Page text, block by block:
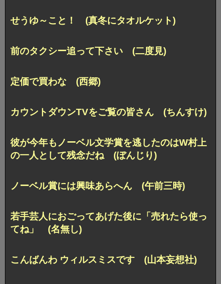
せうゆ～こと！ (真冬にタオルケット)
前のタクシー追って下さい (二度見)
定価で買わな (西郷)
カウントダウンTVをご覧の皆さん (ちんすけ)
彼が今年もノーベル文学賞を逃したのはW村上
の一人として残念だね (ぼんじり)
ノーベル賞には興味あらへん (午前三時)
若手芸人におごってあげた後に「売れたら使っ
てね」 (名無し)
こんばんわ ウィルスミスです (山本妄想社)